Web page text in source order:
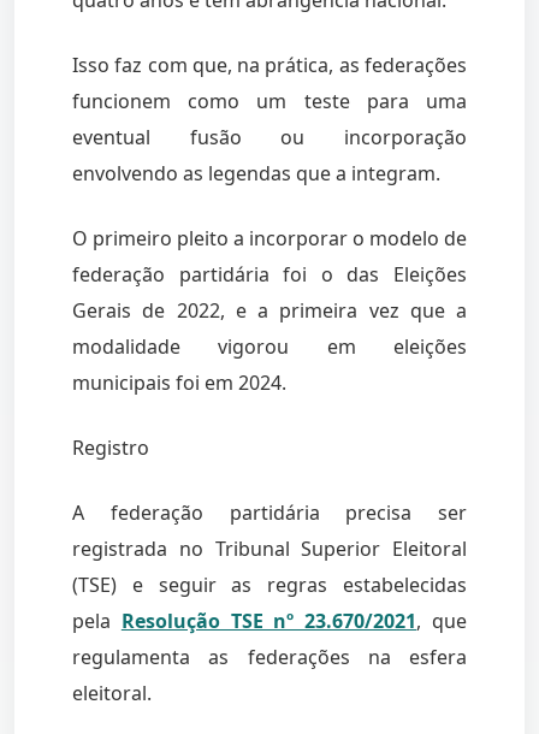
Isso faz com que, na prática, as federações
funcionem como um teste para uma
eventual fusão ou incorporação
envolvendo as legendas que a integram.
O primeiro pleito a incorporar o modelo de
federação partidária foi o das Eleições
Gerais de 2022, e a primeira vez que a
modalidade vigorou em eleições
municipais foi em 2024.
Registro
A federação partidária precisa ser
registrada no Tribunal Superior Eleitoral
(TSE) e seguir as regras estabelecidas
pela Resolução TSE nº 23.670/2021, que
regulamenta as federações na esfera
eleitoral.